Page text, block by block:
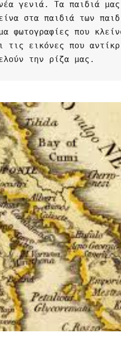
γενιά. Τα παιδιά
στα παιδιά των
φωτογραφίες που
τις εικόνες που
την ρίζα μας.